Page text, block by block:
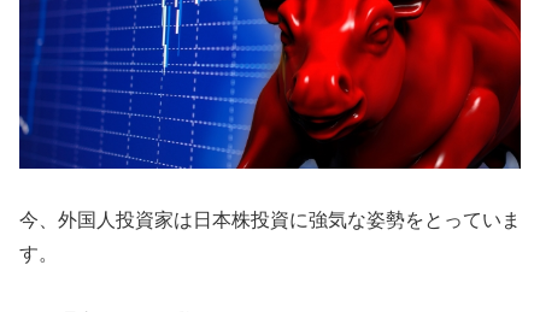
今、外国人投資家は日本株投資に強気な姿勢をとっていま
す。